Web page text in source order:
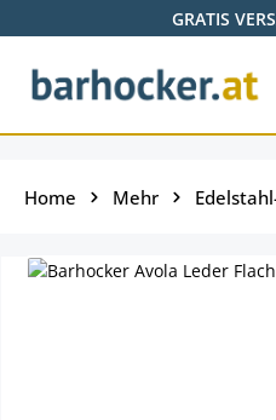
Skip to main contentGRATIS
Home Mehr